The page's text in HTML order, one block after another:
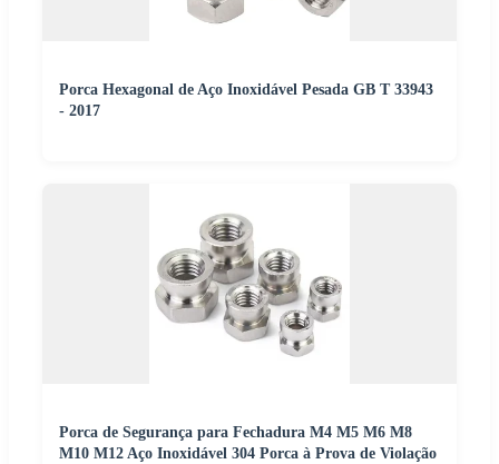
Porca Hexagonal de Aço Inoxidável Pesada GB T 33943
- 2017
Porca de Segurança para Fechadura M4 M5 M6 M8
M10 M12 Aço Inoxidável 304 Porca à Prova de Violação